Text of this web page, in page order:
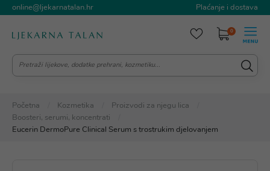
online@ljekarnatalan.hr Plaćanje i dostava
0
Početna Kozmetika
Proizvodi za njegu lica
Boosteri, serumi, koncentrati
Eucerin DermoPure Clinical Serum s trostrukim djelovanjem